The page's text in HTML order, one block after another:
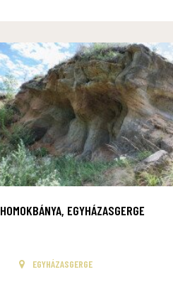
HOMOKBÁNYA, EGYHÁZASGERGE
EGYHÁZASGERGE